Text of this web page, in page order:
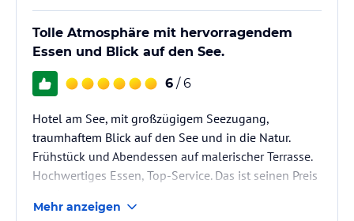
Tolle Atmosphäre mit hervorragendem
Essen und Blick auf den See.
6 / 6
Hotel am See, mit großzügigem Seezugang,
traumhaftem Blick auf den See und in die Natur.
Frühstück und Abendessen auf malerischer Terrasse.
Hochwertiges Essen, Top-Service. Das ist seinen Preis
Mehr anzeigen